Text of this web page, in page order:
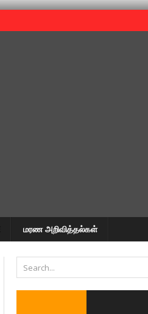
மரண அறிவித்தல்கள்